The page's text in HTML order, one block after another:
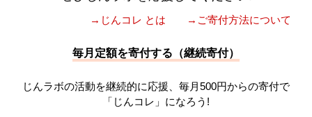
→じんコレ とは →ご寄付方法について
毎月定額を寄付する（継続寄付）
じんラボの活動を継続的に応援、毎月500円からの寄付で
「じんコレ」になろう!